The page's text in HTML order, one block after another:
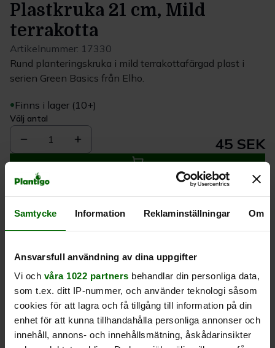
Samtycke Information Reklaminställningar Om
Ansvarsfull användning av dina uppgifter
Vi och våra 1022 partners behandlar din personliga data,
som t.ex. ditt IP-nummer, och använder teknologi såsom
cookies för att lagra och få tillgång till information på din
enhet för att kunna tillhandahålla personliga annonser och
innehåll, annons- och innehållsmätning, åskådarinsikter
Plastkruka 21 cm, Mild
terrakotta
Artikelnummer: 17330
Rund planteringskruka i mild terrakottafärgad plast i
serien Green Basics från Elho.
Finns i lager (10+)
Välj antal
1 45 SEK
Leverans 1-
Kvalitet till
Eget lager allt i
Beskrivning
Produktrecensioner